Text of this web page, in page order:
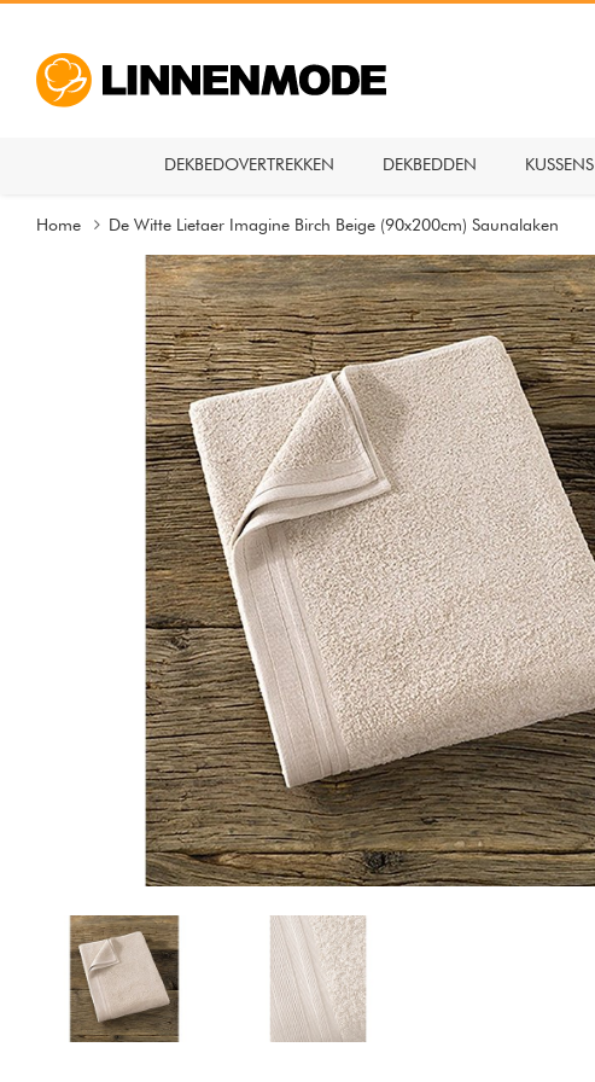
DEKBEDOVERTREKKEN DEKBEDDEN KUSSENS
Home De Witte Lietaer Imagine Birch Beige (90x200cm) Saunalaken